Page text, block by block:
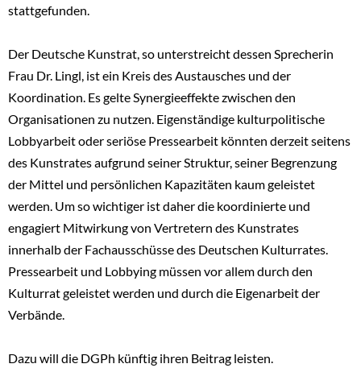
stattgefunden.
Der Deutsche Kunstrat, so unterstreicht dessen Sprecherin
Frau Dr. Lingl, ist ein Kreis des Austausches und der
Koordination. Es gelte Synergieeffekte zwischen den
Organisationen zu nutzen. Eigenständige kulturpolitische
Lobbyarbeit oder seriöse Pressearbeit könnten derzeit seitens
des Kunstrates aufgrund seiner Struktur, seiner Begrenzung
der Mittel und persönlichen Kapazitäten kaum geleistet
werden. Um so wichtiger ist daher die koordinierte und
engagiert Mitwirkung von Vertretern des Kunstrates
innerhalb der Fachausschüsse des Deutschen Kulturrates.
Pressearbeit und Lobbying müssen vor allem durch den
Kulturrat geleistet werden und durch die Eigenarbeit der
Verbände.
Dazu will die DGPh künftig ihren Beitrag leisten.